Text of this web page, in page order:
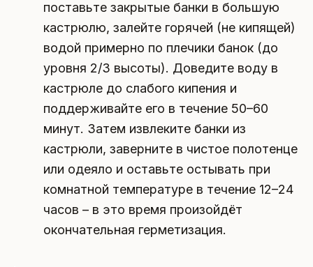
поставьте закрытые банки в большую
кастрюлю, залейте горячей (не кипящей)
водой примерно по плечики банок (до
уровня 2/3 высоты). Доведите воду в
кастрюле до слабого кипения и
поддерживайте его в течение 50–60
минут. Затем извлеките банки из
кастрюли, заверните в чистое полотенце
или одеяло и оставьте остывать при
комнатной температуре в течение 12–24
часов – в это время произойдёт
окончательная герметизация.